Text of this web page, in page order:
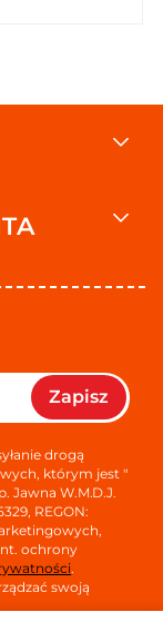
Zapisz
drogą
którym jest "
Jawna W.M.D.J.
REGON:
ochrony
.
swoją